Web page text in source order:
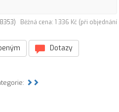
Běžná cena: 1 336 Kč (při objednání
Dotazy